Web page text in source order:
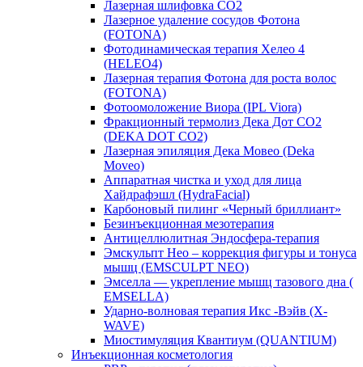
Лазерная шлифовка CO2
Лазерное удаление сосудов Фотона
(FOTONA)
Фотодинамическая терапия Хелео 4
(HELEO4)
Лазерная терапия Фотона для роста волос
(FOTONA)
Фотоомоложение Виора (IPL Viora)
Фракционный термолиз Дека Дот СО2
(DEKA DOT CO2)
Лазерная эпиляция Дека Мовео (Deka
Moveo)
Аппаратная чистка и уход для лица
Хайдрафэшл (HydraFacial)
Карбоновый пилинг «Черный бриллиант»
Безинъекционная мезотерапия
Антицеллюлитная Эндосфера-терапия
Эмскульпт Нео – коррекция фигуры и тонуса
мышц (EMSCULPT NEO)
Эмселла — укрепление мышц тазового дна (
EMSELLA)
Ударно-волновая терапия Икс -Вэйв (X-
WAVE)
Миостимуляция Квантиум (QUANTIUM)
Инъекционная косметология